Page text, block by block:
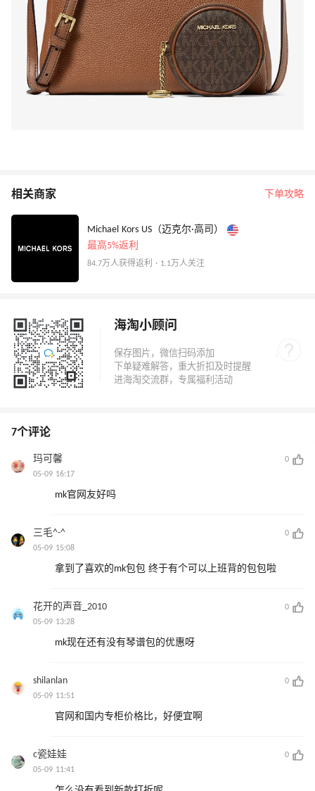
相关商家 下单攻略
Michael Kors US（迈克尔·高司）
最高5%返利
84.7万人获得返利 · 1.1万人关注
海淘小顾问
7个评论
玛可馨
0
05-09 16:17
mk官网友好吗
三毛^-^
0
05-09 15:08
拿到了喜欢的mk包包 终于有个可以上班背的包包啦
花开的声音_2010
0
05-09 13:28
mk现在还有没有琴谱包的优惠呀
shilanlan
0
05-09 11:51
官网和国内专柜价格比，好便宜啊
c瓷娃娃
0
05-09 11:41